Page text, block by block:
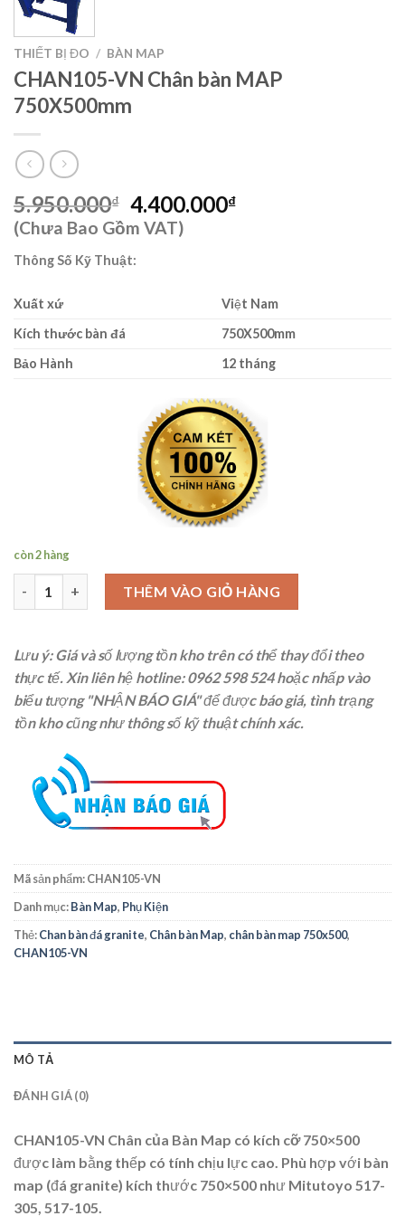
THIẾT BỊ ĐO / BÀN MAP
CHAN105-VN Chân bàn MAP
750X500mm
5.950.000₫ Giá
gốc
5.950.000₫.
4.400.000₫Giá
(Chưa Bao Gồm VAT)
Thông Số Kỹ Thuật:
Xuất xứ
Việt Nam
Kích thước bàn đá
750X500mm
Bảo Hành
12 tháng
còn 2 hàng
CHAN105-VN Chân bàn MAP 750X500mm số lượng
THÊM VÀO GIỎ HÀNG
Lưu ý: Giá và số lượng tồn kho trên có thể thay đổi theo
thực tế. Xin liên hệ hotline: 0962 598 524hoặc nhấp vào
biểu tượng "NHẬN BÁO GIÁ" để được báo giá, tình trạng
tồn kho cũng như thông số kỹ thuật chính xác.
Mã sản phẩm:CHAN105-VN
Danh mục:Bàn Map, Phụ Kiện
Thẻ:Chan bàn đá granite, Chân bàn Map, chân bàn map 750x500,
CHAN105-VN
MÔ TẢ
ĐÁNH GIÁ (0)
CHAN105-VN Chân của Bàn Map có kích cỡ 750×500
được làm bằng thếp có tính chịu lực cao. Phù hợp với bàn
map (đá granite) kích thước 750×500 như Mitutoyo 517-
305, 517-105.